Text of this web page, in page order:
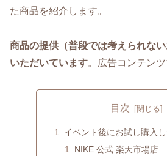
た商品を紹介します。
商品の提供（普段では考えられな
いただいています。広告コンテンツ
目次
イベント後にお試し購入
NIKE 公式 楽天市場店